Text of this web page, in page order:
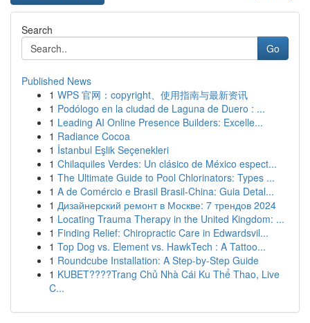
Search
Go
Published News
1 WPS 官网：copyright、使用指南与最新资讯
1 Podólogo en la ciudad de Laguna de Duero : ...
1 Leading AI Online Presence Builders: Excelle...
1 Radiance Cocoa
1 İstanbul Eşlik Seçenekleri
1 Chilaquiles Verdes: Un clásico de México espect...
1 The Ultimate Guide to Pool Chlorinators: Types ...
1 A de Comércio e Brasil Brasil-China: Guia Detal...
1 Дизайнерский ремонт в Москве: 7 трендов 2024
1 Locating Trauma Therapy in the United Kingdom: ...
1 Finding Relief: Chiropractic Care in Edwardsvil...
1 Top Dog vs. Element vs. HawkTech : A Tattoo...
1 Roundcube Installation: A Step-by-Step Guide
1 KUBET????️Trang Chủ Nhà Cái Ku Thể Thao, Live
C...